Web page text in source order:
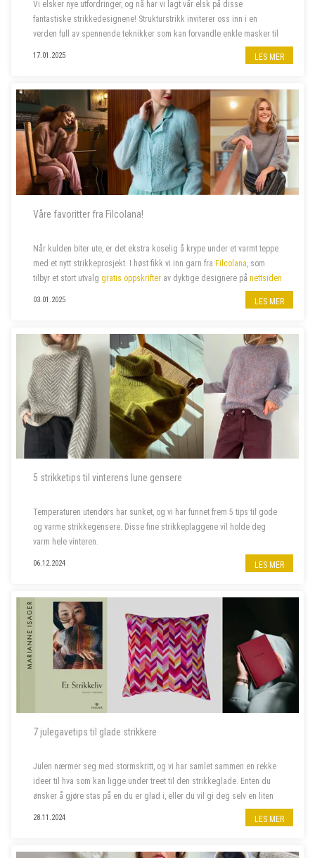
Vi elsker nye utfordringer, og nå har vi lagt vår elsk på disse
fantastiske strikkedesignene! Strukturstrikk inviterer oss inn i en
verden full av spennende teknikker som kan forvandle enkle masker til
imponerende plagg. Dette er prosjektene som skal på våre pinner
17.01.2025 LES MER
Våre favoritter fra Filcolana!
Når kulden biter ute, er det ekstra koselig å krype under et varmt teppe
med et nytt strikkeprosjekt. I høst fikk vi inn garn fra Filcolana, som
tilbyr et stort utvalg gratis oppskrifter av dyktige designere på nettsiden
03.01.2025 LES MER
5 strikketips til vinterens lune gensere
Temperaturen utendørs har sunket, og vi har funnet frem 5 tips til gode
og varme strikkegensere. Disse fine strikkeplaggene vil holde deg
varm hele vinteren.
06.12.2024 LES MER
7 julegavetips til glade strikkere
Julen nærmer seg med stormskritt, og vi har samlet sammen en rekke
ideer til hva som kan ligge under treet til den strikkeglade. Enten du
ønsker å gjøre stas på en du er glad i, eller du vil gi deg selv en liten
28.11.2024 LES MER